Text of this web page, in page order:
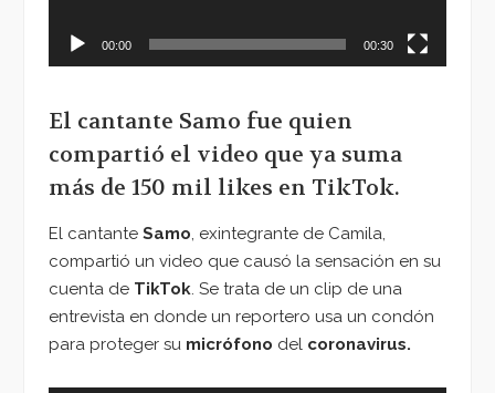
00:00 00:30
El cantante Samo fue quien
compartió el video que ya suma
más de 150 mil likes en TikTok.
El cantante Samo, exintegrante de Camila,
compartió un video que causó la sensación en su
cuenta de TikTok. Se trata de un clip de una
entrevista en donde un reportero usa un condón
para proteger su micrófono del coronavirus.